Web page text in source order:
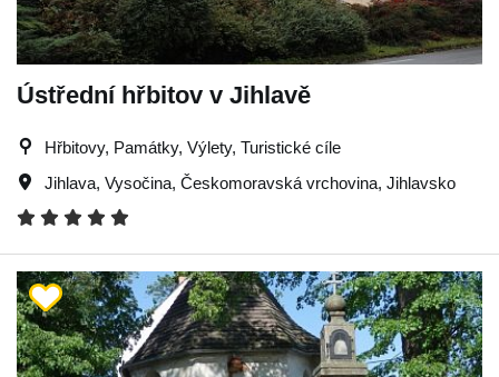
Ústřední hřbitov v Jihlavě
Hřbitovy, Památky, Výlety, Turistické cíle
Jihlava, Vysočina, Českomoravská vrchovina, Jihlavsko